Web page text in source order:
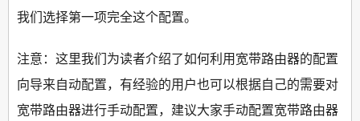
我们选择第一项完全这个配置。
注意：这里我们为读者介绍了如何利用宽带路由器的配置
向导来自动配置，有经验的用户也可以根据自己的需要对
宽带路由器进行手动配置，建议大家手动配置宽带路由器